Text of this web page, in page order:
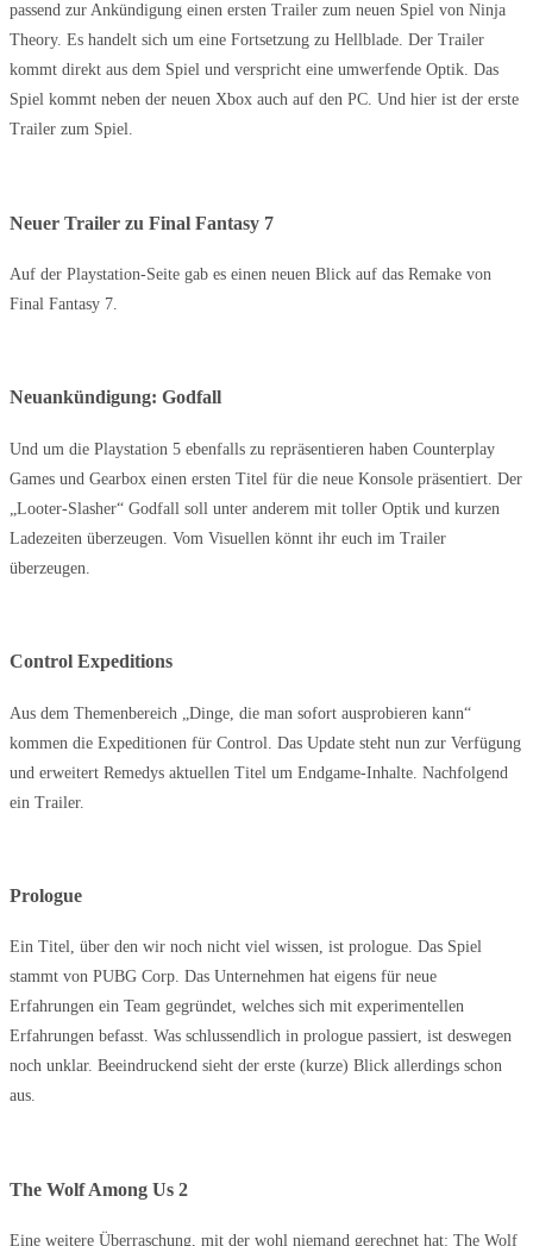
passend zur Ankündigung einen ersten Trailer zum neuen Spiel von Ninja
Theory. Es handelt sich um eine Fortsetzung zu Hellblade. Der Trailer
kommt direkt aus dem Spiel und verspricht eine umwerfende Optik. Das
Spiel kommt neben der neuen Xbox auch auf den PC. Und hier ist der erste
Trailer zum Spiel.
Neuer Trailer zu Final Fantasy 7
Auf der Playstation-Seite gab es einen neuen Blick auf das Remake von
Final Fantasy 7.
Neuankündigung: Godfall
Und um die Playstation 5 ebenfalls zu repräsentieren haben Counterplay
Games und Gearbox einen ersten Titel für die neue Konsole präsentiert. Der
„Looter-Slasher“ Godfall soll unter anderem mit toller Optik und kurzen
Ladezeiten überzeugen. Vom Visuellen könnt ihr euch im Trailer
überzeugen.
Control Expeditions
Aus dem Themenbereich „Dinge, die man sofort ausprobieren kann“
kommen die Expeditionen für Control. Das Update steht nun zur Verfügung
und erweitert Remedys aktuellen Titel um Endgame-Inhalte. Nachfolgend
ein Trailer.
Prologue
Ein Titel, über den wir noch nicht viel wissen, ist prologue. Das Spiel
stammt von PUBG Corp. Das Unternehmen hat eigens für neue
Erfahrungen ein Team gegründet, welches sich mit experimentellen
Erfahrungen befasst. Was schlussendlich in prologue passiert, ist deswegen
noch unklar. Beeindruckend sieht der erste (kurze) Blick allerdings schon
aus.
The Wolf Among Us 2
Eine weitere Überraschung, mit der wohl niemand gerechnet hat: The Wolf